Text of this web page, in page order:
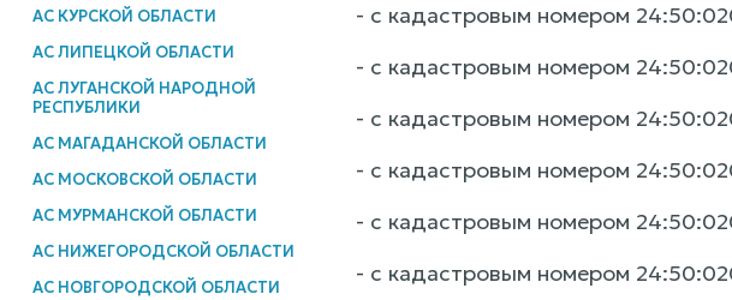
АС КУРСКОЙ ОБЛАСТИ
АС ЛИПЕЦКОЙ ОБЛАСТИ
АС ЛУГАНСКОЙ НАРОДНОЙ
РЕСПУБЛИКИ
АС МАГАДАНСКОЙ ОБЛАСТИ
АС МОСКОВСКОЙ ОБЛАСТИ
АС МУРМАНСКОЙ ОБЛАСТИ
АС НИЖЕГОРОДСКОЙ ОБЛАСТИ
АС НОВГОРОДСКОЙ ОБЛАСТИ
- с кадастровым номером
- с кадастровым номером
- с кадастровым номером
- с кадастровым номером
- с кадастровым номером
- с кадастровым номером